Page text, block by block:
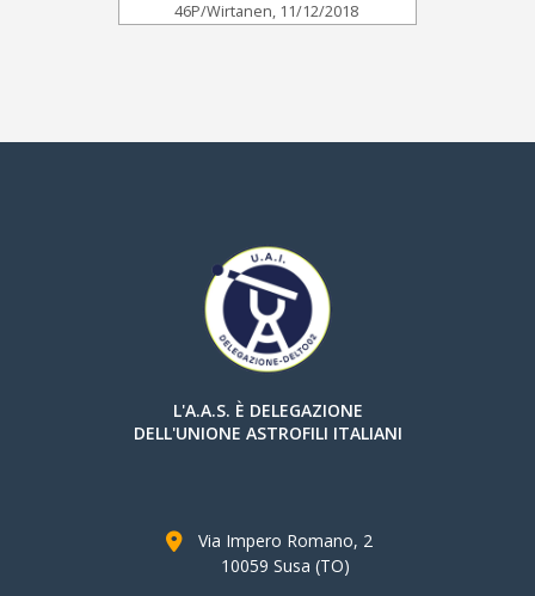
46P/Wirtanen, 11/12/2018
L'A.A.S. È DELEGAZIONE
DELL'UNIONE ASTROFILI ITALIANI
Via Impero Romano, 2
10059 Susa (TO)